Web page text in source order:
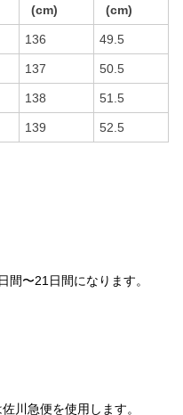
(cm)
(cm)
136 49.5
137 50.5
138 51.5
139 52.5
間〜21日間になります。
川急便を使用します。